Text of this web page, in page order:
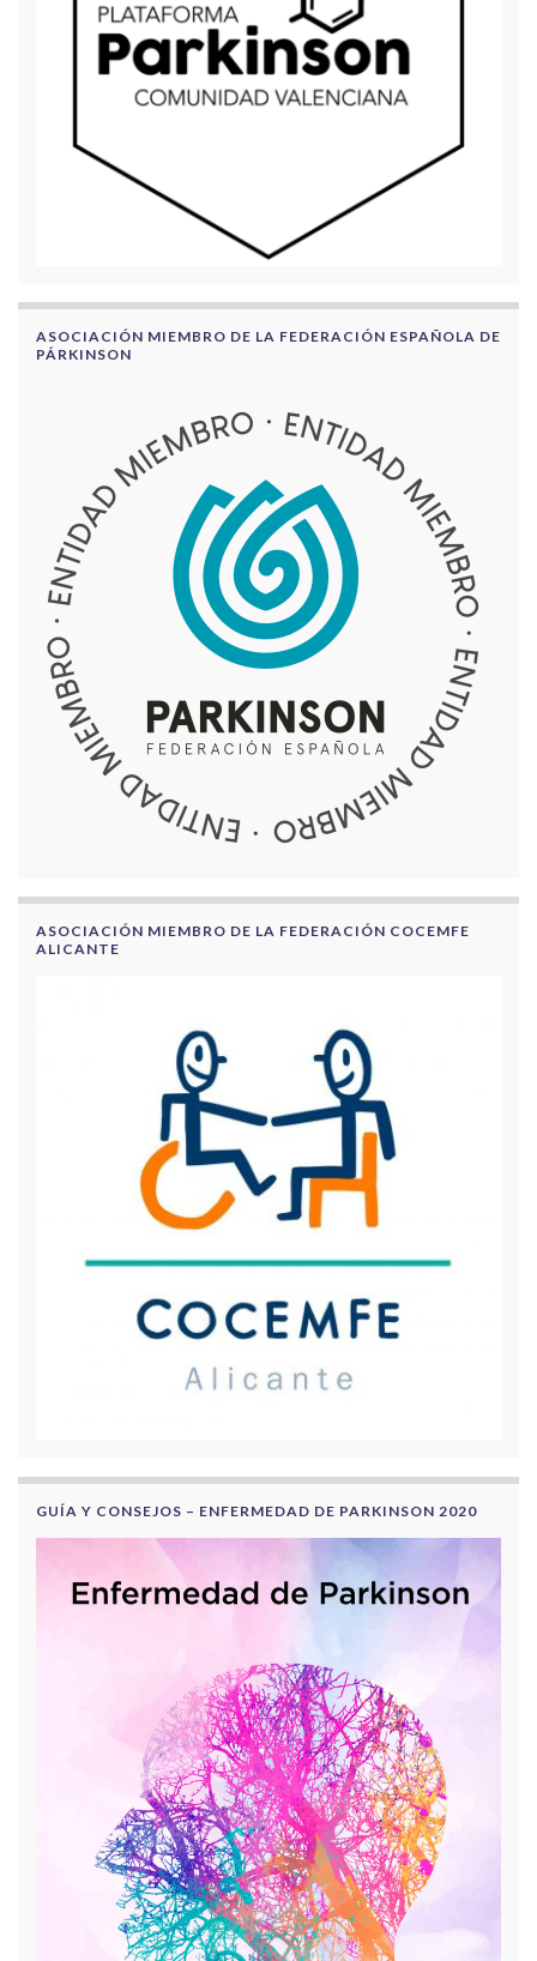
ASOCIACIÓN MIEMBRO DE LA FEDERACIÓN ESPAÑOLA DE
PÁRKINSON
ASOCIACIÓN MIEMBRO DE LA FEDERACIÓN COCEMFE
ALICANTE
GUÍA Y CONSEJOS – ENFERMEDAD DE PARKINSON 2020